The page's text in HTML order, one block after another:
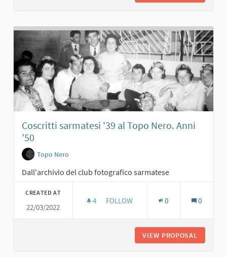
Coscritti sarmatesi '39 al Topo Nero. Anni
'50
Topo Nero
Dall'archivio del club fotografico sarmatese
CREATED AT
22/03/2022
4 4 FOLLOWERS
FOLLOW 0 0
VIEW PROPOSAL